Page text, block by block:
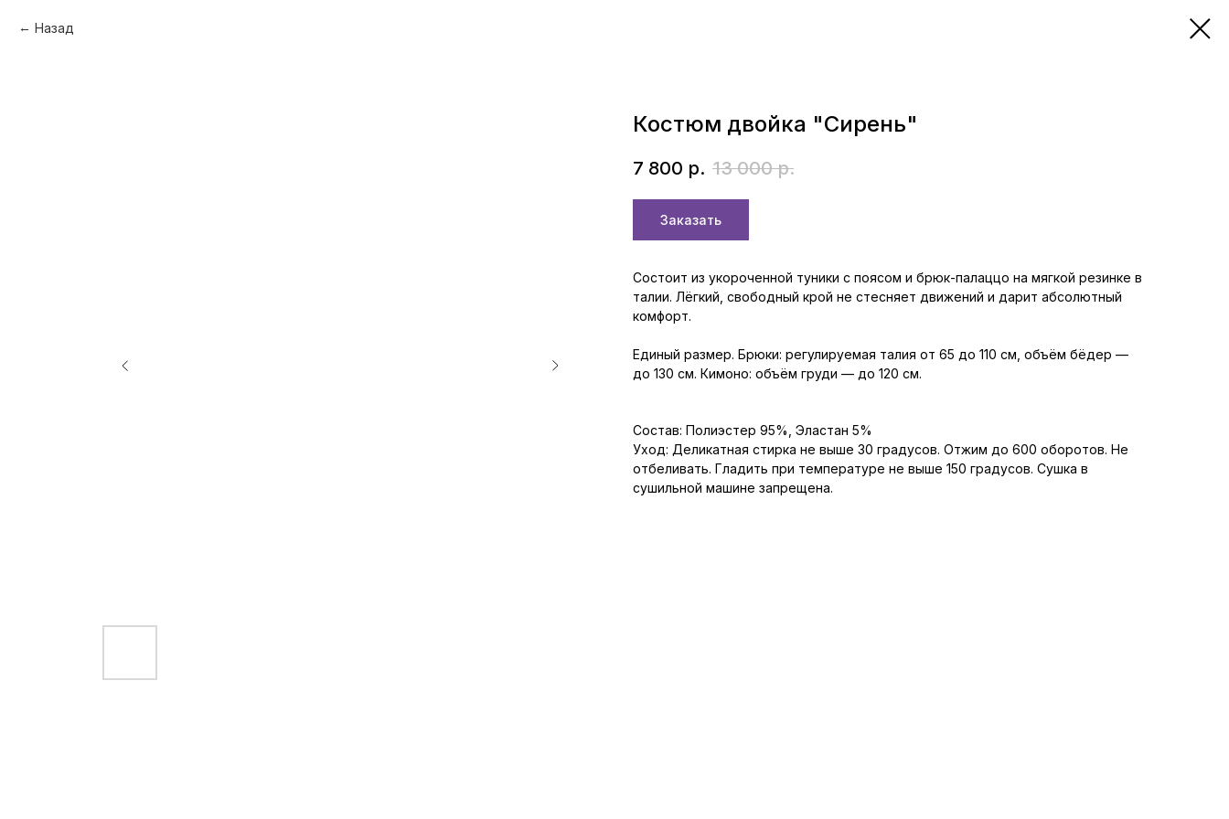
Назад
Костюм двойка "Сирень"
7 800 р. 13 000 р.
Заказать
Состоит из укороченной туники с поясом и брюк-палаццо на мягкой резинке в
талии. Лёгкий, свободный крой не стесняет движений и дарит абсолютный
комфорт.
Единый размер. Брюки: регулируемая талия от 65 до 110 см, объём бёдер —
до 130 см. Кимоно: объём груди — до 120 см.
Состав: Полиэстер 95%, Эластан 5%
Уход: Деликатная стирка не выше 30 градусов. Отжим до 600 оборотов. Не
отбеливать. Гладить при температуре не выше 150 градусов. Сушка в
сушильной машине запрещена.